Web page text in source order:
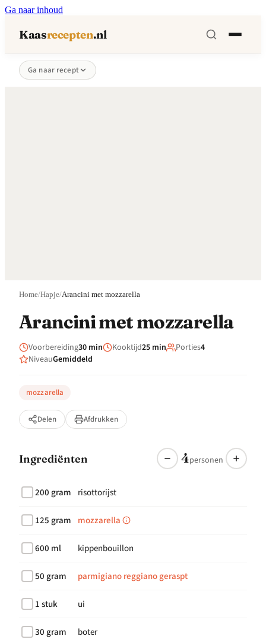
Ga naar inhoud
Kaasrecepten.nl
Ga naar recept
Home/Hapje/Arancini met mozzarella
Arancini met mozzarella
Voorbereiding30 min Kooktijd25 min Porties4
NiveauGemiddeld
mozzarella
Delen Afdrukken
Ingrediënten 4personen
200 gram risottorijst
125 gram mozzarella
600 ml kippenbouillon
50 gram parmigiano reggiano geraspt
1 stuk ui
30 gram boter